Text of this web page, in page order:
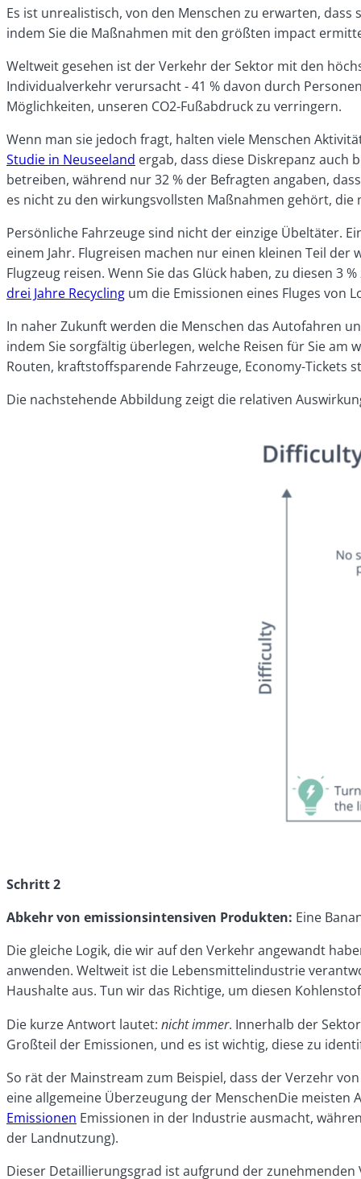
Es ist unrealistisch, von den Menschen zu erwarten,
indem Sie die Maßnahmen mit den größten impact
Weltweit gesehen ist der Verkehr der Sektor mit den
Individualverkehr verursacht - 41 % davon durch
Möglichkeiten, unseren CO2-Fußabdruck zu verringern.
Wenn man sie jedoch fragt, halten viele Menschen
Studie in Neuseeland ergab, dass diese Diskrepanz auch
betreiben, während nur 32 % der Befragten angaben,
es nicht zu den wirkungsvollsten Maßnahmen gehört, die
Persönliche Fahrzeuge sind nicht der einzige Übeltäter.
einem Jahr. Flugreisen machen nur einen kleinen Teil
Flugzeug reisen. Wenn Sie das Glück haben, zu diesen 3
drei Jahre Recycling um die Emissionen eines Fluges von
In naher Zukunft werden die Menschen das Autofahren
indem Sie sorgfältig überlegen, welche Reisen für Sie
Routen, kraftstoffsparende Fahrzeuge, Economy-Tickets
Die nachstehende Abbildung zeigt die relativen
Schritt 2
Abkehr von emissionsintensiven Produkten: Eine
Die gleiche Logik, die wir auf den Verkehr angewandt
anwenden. Weltweit ist die Lebensmittelindustrie
Haushalte aus. Tun wir das Richtige, um diesen
Die kurze Antwort lautet: nicht immer. Innerhalb der
Großteil der Emissionen, und es ist wichtig, diese zu
So rät der Mainstream zum Beispiel, dass der Verzehr
eineallgemeine Überzeugung der MenschenDie meisten
Emissionen Emissionen in der Industrie ausmacht,
der Landnutzung).
Dieser Detaillierungsgrad ist aufgrund der zunehmenden